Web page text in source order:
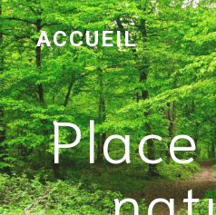
ACCUEIL